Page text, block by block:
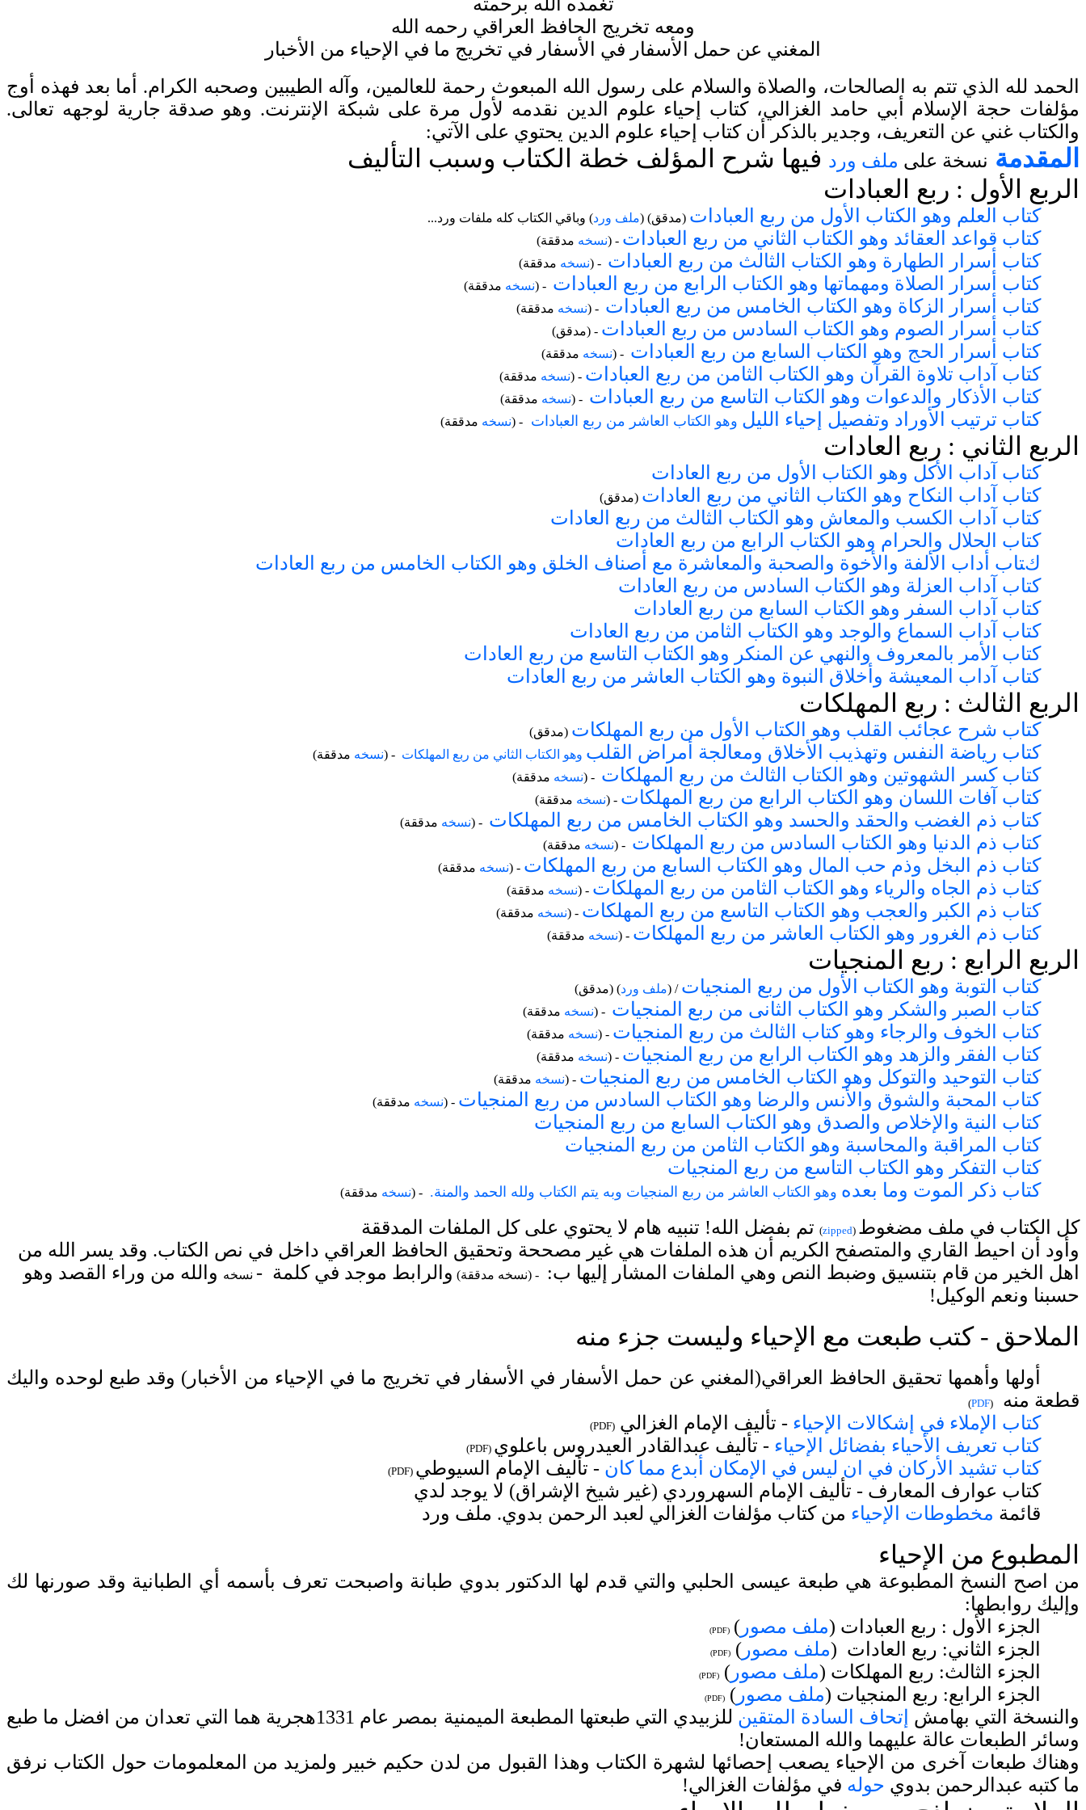
ومعه تخريج الحافظ العراقي رحمه الله
المغني عن حمل الأسفار في الأسفار في تخريج ما في الإحياء من الأخبار
الحمد لله الذي تتم به الصالحات، والصلاة والسلام على رسول الله المبعوث رحمة للعالمين، وآله الطيبين وصحبه الكرام. أما بعد فهذه أوج
مؤلفات حجة الإسلام أبي حامد الغزالي، كتاب إحياء علوم الدين نقدمه لأول مرة على شبكة الإنترنت. وهو صدقة جارية لوجهه تعالى.
والكتاب غني عن التعريف، وجدير بالذكر أن كتاب إحياء علوم الدين يحتوي على الآتي:
المقدمة نسخة على ملف ورد فيها شرح المؤلف خطة الكتاب وسبب التأليف
الربع الأول : ربع العبادات
كتاب العلم وهو الكتاب الأول من ربع العبادات (مدقق) (ملف ورد) وباقي الكتاب كله ملفات ورد...
كتاب قواعد العقائد وهو الكتاب الثاني من ربع العبادات - (نسخه مدققة)
كتاب أسرار الطهارة وهو الكتاب الثالث من ربع العبادات - (نسخه مدققة)
كتاب أسرار الصلاة ومهماتها وهو الكتاب الرابع من ربع العبادات - (نسخه مدققة)
كتاب أسرار الزكاة وهو الكتاب الخامس من ربع العبادات - (نسخه مدققة)
كتاب أسرار الصوم وهو الكتاب السادس من ربع العبادات (مدقق) -
كتاب أسرار الحج وهو الكتاب السابع من ربع العبادات - (نسخه مدققة)
كتاب آداب تلاوة القرآن وهو الكتاب الثامن من ربع العبادات - (نسخه مدققة)
كتاب الأذكار والدعوات وهو الكتاب التاسع من ربع العبادات - (نسخه مدققة)
كتاب ترتيب الأوراد وتفصيل إحياء الليل وهو الكتاب العاشر من ربع العبادات - (نسخه مدققة)
الربع الثاني : ربع العادات
كتاب آداب الأكل وهو الكتاب الأول من ربع العادات
كتاب آداب النكاح وهو الكتاب الثاني من ربع العادات (مدقق)
كتاب آداب الكسب والمعاش وهو الكتاب الثالث من ربع العادات
كتاب الحلال والحرام وهو الكتاب الرابع من ربع العادات
كتاب أداب الألفة والأخوة والصحبة والمعاشرة مع أصناف الخلق وهو الكتاب الخامس من ربع العادات
كتاب آداب العزلة وهو الكتاب السادس من ربع العادات
كتاب آداب السفر وهو الكتاب السابع من ربع العادات
كتاب آداب السماع والوجد وهو الكتاب الثامن من ربع العادات
كتاب الأمر بالمعروف والنهي عن المنكر وهو الكتاب التاسع من ربع العادات
كتاب آداب المعيشة وأخلاق النبوة وهو الكتاب العاشر من ربع العادات
الربع الثالث : ربع المهلكات
كتاب شرح عجائب القلب وهو الكتاب الأول من ربع المهلكات (مدقق)
كتاب رياضة النفس وتهذيب الأخلاق ومعالجة أمراض القلب وهو الكتاب الثاني من ربع المهلكات - (نسخه مدققة)
كتاب كسر الشهوتين وهو الكتاب الثالث من ربع المهلكات - (نسخه مدققة)
كتاب آفات اللسان وهو الكتاب الرابع من ربع المهلكات - (نسخه مدققة)
كتاب ذم الغضب والحقد والحسد وهو الكتاب الخامس من ربع المهلكات - (نسخه مدققة)
كتاب ذم الدنيا وهو الكتاب السادس من ربع المهلكات - (نسخه مدققة)
كتاب ذم البخل وذم حب المال وهو الكتاب السابع من ربع المهلكات - (نسخه مدققة)
كتاب ذم الجاه والرياء وهو الكتاب الثامن من ربع المهلكات - (نسخه مدققة)
كتاب ذم الكبر والعجب وهو الكتاب التاسع من ربع المهلكات - (نسخه مدققة)
كتاب ذم الغرور وهو الكتاب العاشر من ربع المهلكات - (نسخه مدققة)
الربع الرابع : ربع المنجيات
كتاب التوبة وهو الكتاب الأول من ربع المنجيات / (ملف ورد) (مدقق)
كتاب الصبر والشكر وهو الكتاب الثانى من ربع المنجيات - (نسخه مدققة)
كتاب الخوف والرجاء وهو كتاب الثالث من ربع المنجيات - (نسخه مدققة)
كتاب الفقر والزهد وهو الكتاب الرابع من ربع المنجيات - (نسخه مدققة)
كتاب التوحيد والتوكل وهو الكتاب الخامس من ربع المنجيات - (نسخه مدققة)
كتاب المحبة والشوق والأنس والرضا وهو الكتاب السادس من ربع المنجيات - (نسخه مدققة)
كتاب النية والإخلاص والصدق وهو الكتاب السابع من ربع المنجيات
كتاب المراقبة والمحاسبة وهو الكتاب الثامن من ربع المنجيات
كتاب التفكر وهو الكتاب التاسع من ربع المنجيات
كتاب ذكر الموت وما بعده وهو الكتاب العاشر من ربع المنجيات وبه يتم الكتاب ولله الحمد والمنة. - (نسخه مدققة)
كل الكتاب في ملف مضغوط (
zipped
) تم بفضل الله! تنبيه هام لا يحتوي على كل الملفات المدققة
وأود أن احيط القاري والمتصفح الكريم أن هذه الملفات هي غير مصححة وتحقيق الحافظ العراقي داخل في نص الكتاب. وقد يسر الله من
اهل الخير من قام بتنسيق وضبط النص وهي الملفات المشار إليها ب:
- (نسخه مدققة) والرابط موجد في كلمة - نسخه والله من وراء القصد وهو
حسبنا ونعم الوكيل!
الملاحق - كتب طبعت مع الإحياء وليست جزء منه
أولها وأهمها تحقيق الحافظ العراقي( المغني عن حمل الأسفار في الأسفار في تخريج ما في الإحياء من الأخبار ) وقد طبع لوحده واليك
قطعة منه
(
PDF
)
كتاب الإملاء في إشكالات الإحياء - تأليف الإمام الغزالي (
PDF
)
كتاب تعريف الأحياء بفضائل الإحياء - تأليف عبدالقادر العيدروس باعلوي (
PDF
)
كتاب تشيد الأركان في ان ليس في الإمكان أبدع مما كان - تأليف الإمام السيوطي (
PDF
)
كتاب عوارف المعارف - تأليف الإمام السهروردي (غير شيخ الإشراق) لا يوجد لدي
قائمة مخطوطات الإحياء من كتاب مؤلفات الغزالي لعبد الرحمن بدوي. ملف ورد
المطبوع من الإحياء
من
اصح النسخ المطبوعة هي طبعة عيسى الحلبي والتي قدم لها الدكتور بدوي طبانة واصبحت تعرف بأسمه أي الطبانية وقد صورنها لك
وإليك روابطها:
الجزء الأول : ربع العبادات (ملف مصور )
(
PDF
)
الجزء الثاني: ربع العادات (ملف مصور )
(
PDF
)
الجزء الثالث: ربع المهلكات (ملف مصور )
(
PDF)
الجزء الرابع: ربع المنجيات (ملف مصور )
(
PDF
)
والنسخة التي بهامش إتحاف السادة المتقين
للزبيدي التي طبعتها المطبعة الميمنية بمصر عام 1331هجرية هما التي تعدان من افضل ما طبع
وسائر الطبعات عالة عليهما والله المستعان!
وهناك طبعات آخرى من الإحياء يصعب إحصائها لشهرة الكتاب وهذا القبول من لدن حكيم خبير ولمزيد من المعلمومات حول الكتاب نرفق
ما كتبه عبدالرحمن بدوي حوله في مؤلفات الغزالي!